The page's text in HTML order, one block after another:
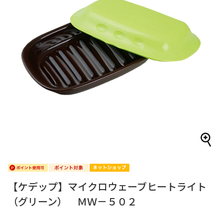
【ケデップ】マイクロウェーブヒートライト
（グリーン） ＭＷ－５０２